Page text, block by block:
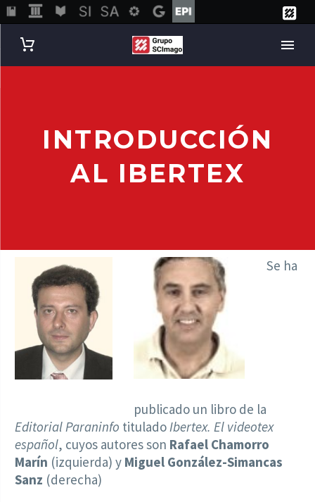
INTRODUCCIÓN
AL IBERTEX
Se ha
publicado un libro de la
Editorial Paraninfo titulado Ibertex. El videotex
español, cuyos autores son Rafael Chamorro
Marín (izquierda) y Miguel González-Simancas
Sanz (derecha)